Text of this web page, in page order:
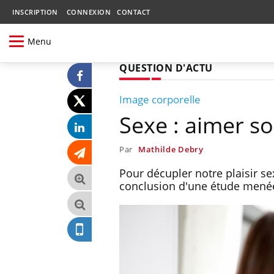
INSCRIPTION CONNEXION CONTACT
Menu
QUESTION D'ACTU
Image corporelle
Sexe : aimer
Par Mathilde Debry
Pour décupler notre plaisir
conclusion d'une étude